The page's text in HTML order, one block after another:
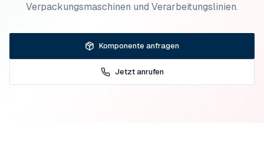
Verpackungsmaschinen und Verarbeitungslinien.
Komponente anfragen
Jetzt anrufen